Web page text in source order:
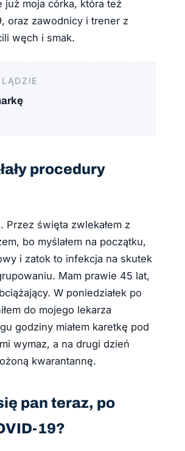
już moja córka, która też
oraz zawodnicy i trener z
węch i smak.
procedury
Przez święta zwlekałem z
bo myślałem na początku,
i zatok to infekcja na skutek
Mam prawie 45 lat,
W poniedziałek po
do mojego lekarza
godziny miałem karetkę pod
wymaz, a na drugi dzień
kwarantannę.
pan teraz, po
19?